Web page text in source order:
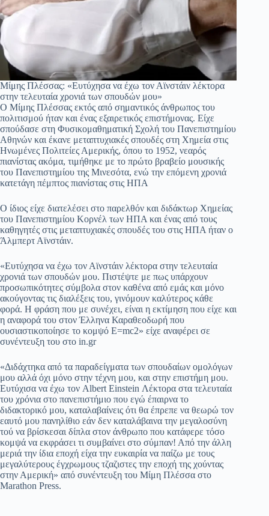
Μίμης Πλέσσας: «Ευτύχησα να έχω τον Αϊνστάιν λέκτορα
στην τελευταία χρονιά των σπουδών μου»
Ο Μίμης Πλέσσας εκτός από σημαντικός άνθρωπος του
πολιτισμού ήταν και ένας εξαιρετικός επιστήμονας. Είχε
σπούδασε στη Φυσικομαθηματική Σχολή του Πανεπιστημίου
Αθηνών και έκανε μεταπτυχιακές σπουδές στη Χημεία στις
Ηνωμένες Πολιτείες Αμερικής, όπου το 1952, νεαρός
πιανίστας ακόμα, τιμήθηκε με το πρώτο βραβείο μουσικής
του Πανεπιστημίου της Μινεσότα, ενώ την επόμενη χρονιά
κατετάγη πέμπτος πιανίστας στις ΗΠΑ
Ο ίδιος είχε διατελέσει στο παρελθόν και διδάκτωρ Χημείας
του Πανεπιστημίου Κορνέλ των ΗΠΑ και ένας από τους
καθηγητές στις μεταπτυχιακές σπουδές του στις ΗΠΑ ήταν ο
Άλμπερτ Αϊνστάιν.
«Ευτύχησα να έχω τον Αϊνστάιν λέκτορα στην τελευταία
χρονιά των σπουδών μου. Πιστέψτε με πως υπάρχουν
προσωπικότητες σύμβολα στον καθένα από εμάς και μόνο
ακούγοντας τις διαλέξεις του, γινόμουν καλύτερος κάθε
φορά. Η φράση που με συνέχει, είναι η εκτίμηση που είχε και
η αναφορά του στον Έλληνα Καραθεοδωρή που
ουσιαστικοποίησε το κομψό E=mc2» είχε αναφέρει σε
συνέντευξη του στο in.gr
«Διδάχτηκα από τα παραδείγματα των σπουδαίων ομολόγων
μου αλλά όχι μόνο στην τέχνη μου, και στην επιστήμη μου.
Ευτύχισα να έχω τον Albert Einstein Λέκτορα στα τελευταία
του χρόνια στο πανεπιστήμιο που εγώ έπαιρνα το
διδακτορικό μου, καταλαβαίνεις ότι θα έπρεπε να θεωρώ τον
εαυτό μου πανηλίθιο εάν δεν καταλάβαινα την μεγαλοσύνη
τού να βρίσκεσαι δίπλα στον άνθρωπο που κατάφερε τόσο
κομψά να εκφράσει τι συμβαίνει στο σύμπαν! Από την άλλη
μεριά την ίδια εποχή είχα την ευκαιρία να παίζω με τους
μεγαλύτερους έγχρωμους τζαζιστες την εποχή της χούντας
στην Αμερική» από συνέντευξη του Μίμη Πλέσσα στο
Marathon Press.